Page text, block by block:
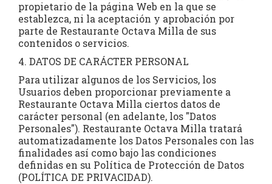
propietario de la página Web en la que se
establezca, ni la aceptación y aprobación por
parte de Restaurante Octava Milla de sus
contenidos o servicios.
4. DATOS DE CARÁCTER PERSONAL
Para utilizar algunos de los Servicios, los
Usuarios deben proporcionar previamente a
Restaurante Octava Milla ciertos datos de
carácter personal (en adelante, los "Datos
Personales"). Restaurante Octava Milla tratará
automatizadamente los Datos Personales con las
finalidades así como bajo las condiciones
definidas en su Política de Protección de Datos
(POLÍTICA DE PRIVACIDAD).